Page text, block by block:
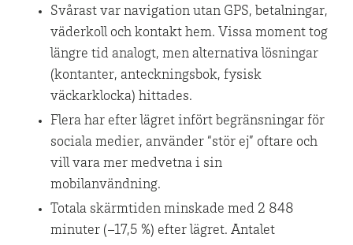
Svårast var navigation utan GPS, betalningar,
väderkoll och kontakt hem. Vissa moment tog
längre tid analogt, men alternativa lösningar
(kontanter, anteckningsbok, fysisk
väckarklocka) hittades.
Flera har efter lägret infört begränsningar för
sociala medier, använder “stör ej” oftare och
vill vara mer medvetna i sin
mobilanvändning.
Totala skärmtiden minskade med 2 848
minuter (−17,5 %) efter lägret. Antalet